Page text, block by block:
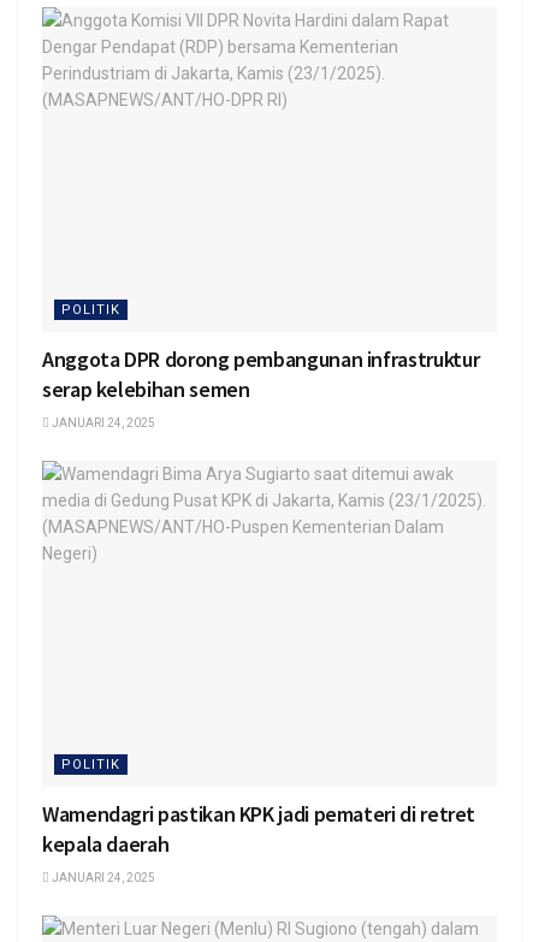
POLITIK
Anggota DPR dorong pembangunan infrastruktur
serap kelebihan semen
JANUARI 24, 2025
POLITIK
Wamendagri pastikan KPK jadi pemateri di retret
kepala daerah
JANUARI 24, 2025